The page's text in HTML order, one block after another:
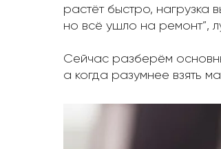
растёт быстро, нагрузка
но всё ушло на ремонт”,
Сейчас разберём
а когда разумнее взять